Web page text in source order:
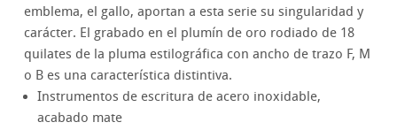
emblema, el gallo, aportan a esta serie su singularidad y
carácter. El grabado en el plumín de oro rodiado de 18
quilates de la pluma estilográfica con ancho de trazo F, M
o B es una característica distintiva.
Instrumentos de escritura de acero inoxidable,
acabado mate